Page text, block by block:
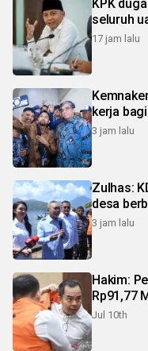
KPK
seluruh
17 jam lalu
kerja
3 jam lalu
Zulhas:
desa
3 jam lalu
Hakim:
Rp91,77
Jul 10th